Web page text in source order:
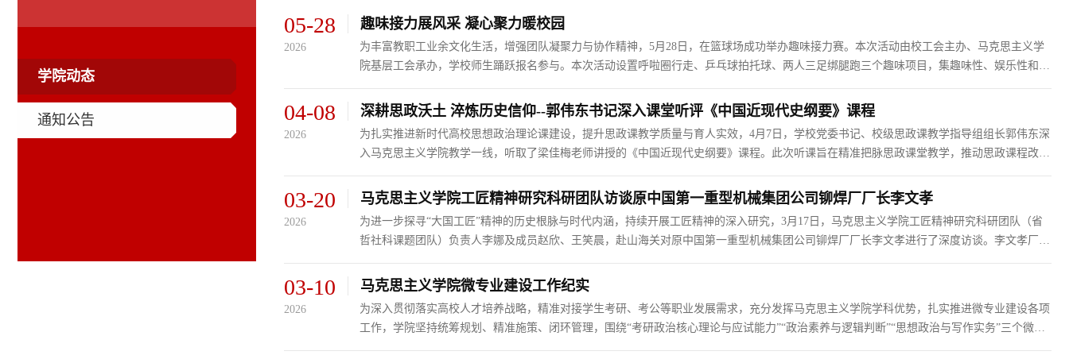
学院动态
通知公告
05-28
2026
趣味接力展风采 凝心聚力暖校园
为丰富教职工业余文化生活，增强团队凝聚力与协作精神，5月28日，在篮球场成功举办趣味接力赛。本次活动由校工会主办、马克思主义学
院基层工会承办，学校师生踊跃报名参与。本次活动设置呼啦圈行走、乒乓球拍托球、两人三足绑腿跑三个趣味项目，集趣味性、娱乐性和协
契配合，现场气氛热烈欢快，...
04-08
2026
深耕思政沃土 淬炼历史信仰--郭伟东书记深入课堂听评《中国近现代史纲要》课程
为扎实推进新时代高校思想政治理论课建设，提升思政课教学质量与育人实效，4月7日，学校党委书记、校级思政课教学指导组组长郭伟东深
入马克思主义学院教学一线，听取了梁佳梅老师讲授的《中国近现代史纲要》课程。此次听课旨在精准把脉思政课堂教学，推动思政课程改革
刻阐述了中国革命的艰辛历...
03-20
2026
马克思主义学院工匠精神研究科研团队访谈原中国第一重型机械集团公司铆焊厂厂长李文孝
为进一步探寻“大国工匠”精神的历史根脉与时代内涵，持续开展工匠精神的深入研究，3月17日，马克思主义学院工匠精神研究科研团队（省
哲社科课题团队）负责人李娜及成员赵欣、王笑晨，赴山海关对原中国第一重型机械集团公司铆焊厂厂长李文孝进行了深度访谈。李文孝厂长
担任班长的经历，培养...
03-10
2026
马克思主义学院微专业建设工作纪实
为深入贯彻落实高校人才培养战略，精准对接学生考研、考公等职业发展需求，充分发挥马克思主义学院学科优势，扎实推进微专业建设各项
工作，学院坚持统筹规划、精准施策、闭环管理，围绕“考研政治核心理论与应试能力”“政治素养与逻辑判断”“思想政治与写作实务”三个微专